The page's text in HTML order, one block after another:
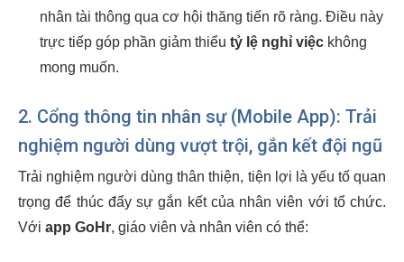
nhân tài thông qua cơ hội thăng tiến rõ ràng. Điều này
trực tiếp góp phần giảm thiểu tỷ lệ nghỉ việc không
mong muốn.
2. Cổng thông tin nhân sự (Mobile App): Trải
nghiệm người dùng vượt trội, gắn kết đội ngũ
Trải nghiệm người dùng thân thiện, tiện lợi là yếu tố quan
trọng để thúc đẩy sự gắn kết của nhân viên với tổ chức.
Với app GoHr, giáo viên và nhân viên có thể: